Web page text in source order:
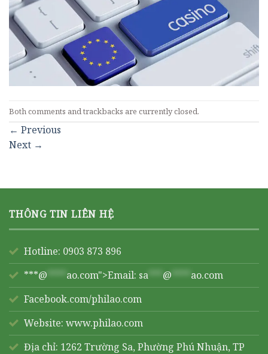
Both comments and trackbacks are currently closed.
← Previous
Next →
THÔNG TIN LIÊN HỆ
Hotline: 0903 873 896
***@ **** ao.com">Email: sa *** @ **** ao.com
Facebook.com/philao.com
Website: www.philao.com
Địa chỉ: 1262 Trường Sa, Phường Phú Nhuận, TP